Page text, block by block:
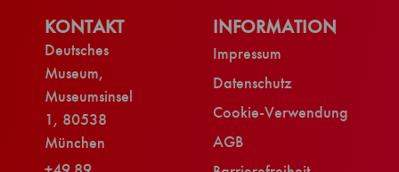
INFORMATION
Impressum
Datenschutz
Cookie-Verwendung
AGB
KONTAKT
Deutsches
Museum,
Museumsinsel
1, 80538
München